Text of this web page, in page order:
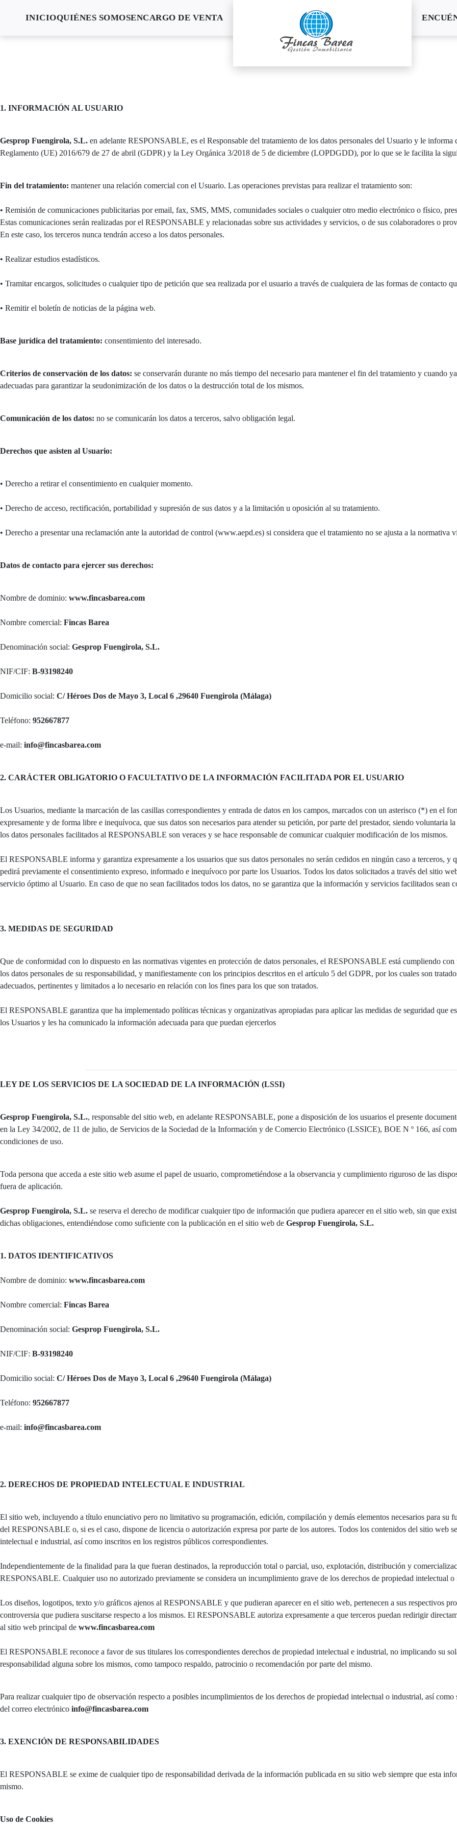
INICIOQUIÉNES SOMOSENCARGO DE VENTA
1. INFORMACIÓN AL USUARIO
Gesprop Fuengirola, S.L. en adelante RESPONSABLE, es el Responsable del tratamiento de los datos personales del Usuario y le informa
Reglamento (UE) 2016/679 de 27 de abril (GDPR) y la Ley Orgánica 3/2018 de 5 de diciembre (LOPDGDD), por lo que se le facilita la
Fin del tratamiento: mantener una relación comercial con el Usuario. Las operaciones previstas para realizar el tratamiento son:
• Remisión de comunicaciones publicitarias por email, fax, SMS, MMS, comunidades sociales o cualquier otro medio electrónico o físico,
Estas comunicaciones serán realizadas por el RESPONSABLE y relacionadas sobre sus actividades y servicios, o de sus colaboradores o
En este caso, los terceros nunca tendrán acceso a los datos personales.
• Realizar estudios estadísticos.
• Tramitar encargos, solicitudes o cualquier tipo de petición que sea realizada por el usuario a través de cualquiera de las formas de contacto
• Remitir el boletín de noticias de la página web.
Base jurídica del tratamiento: consentimiento del interesado.
Criterios de conservación de los datos: se conservarán durante no más tiempo del necesario para mantener el fin del tratamiento y cuando
adecuadas para garantizar la seudonimización de los datos o la destrucción total de los mismos.
Comunicación de los datos: no se comunicarán los datos a terceros, salvo obligación legal.
Derechos que asisten al Usuario:
• Derecho a retirar el consentimiento en cualquier momento.
• Derecho de acceso, rectificación, portabilidad y supresión de sus datos y a la limitación u oposición al su tratamiento.
• Derecho a presentar una reclamación ante la autoridad de control (www.aepd.es) si considera que el tratamiento no se ajusta a la normativa
Datos de contacto para ejercer sus derechos:
Nombre de dominio: www.fincasbarea.com
Nombre comercial: Fincas Barea
Denominación social: Gesprop Fuengirola, S.L.
NIF/CIF: B-93198240
Domicilio social: C/ Héroes Dos de Mayo 3, Local 6 ,29640 Fuengirola (Málaga)
Teléfono: 952667877
e-mail: info@fincasbarea.com
2. CARÁCTER OBLIGATORIO O FACULTATIVO DE LA INFORMACIÓN FACILITADA POR EL USUARIO
Los Usuarios, mediante la marcación de las casillas correspondientes y entrada de datos en los campos, marcados con un asterisco (*) en el
expresamente y de forma libre e inequívoca, que sus datos son necesarios para atender su petición, por parte del prestador, siendo voluntaria
los datos personales facilitados al RESPONSABLE son veraces y se hace responsable de comunicar cualquier modificación de los mismos.
El RESPONSABLE informa y garantiza expresamente a los usuarios que sus datos personales no serán cedidos en ningún caso a terceros, y
pedirá previamente el consentimiento expreso, informado e inequívoco por parte los Usuarios. Todos los datos solicitados a través del sitio
servicio óptimo al Usuario. En caso de que no sean facilitados todos los datos, no se garantiza que la información y servicios facilitados sean
3. MEDIDAS DE SEGURIDAD
Que de conformidad con lo dispuesto en las normativas vigentes en protección de datos personales, el RESPONSABLE está cumpliendo
los datos personales de su responsabilidad, y manifiestamente con los principios descritos en el artículo 5 del GDPR, por los cuales son
adecuados, pertinentes y limitados a lo necesario en relación con los fines para los que son tratados.
El RESPONSABLE garantiza que ha implementado políticas técnicas y organizativas apropiadas para aplicar las medidas de seguridad que
los Usuarios y les ha comunicado la información adecuada para que puedan ejercerlos
LEY DE LOS SERVICIOS DE LA SOCIEDAD DE LA INFORMACIÓN (LSSI)
Gesprop Fuengirola, S.L., responsable del sitio web, en adelante RESPONSABLE, pone a disposición de los usuarios el presente
en la Ley 34/2002, de 11 de julio, de Servicios de la Sociedad de la Información y de Comercio Electrónico (LSSICE), BOE N º 166, así
condiciones de uso.
Toda persona que acceda a este sitio web asume el papel de usuario, comprometiéndose a la observancia y cumplimiento riguroso de las
fuera de aplicación.
Gesprop Fuengirola, S.L. se reserva el derecho de modificar cualquier tipo de información que pudiera aparecer en el sitio web, sin que
dichas obligaciones, entendiéndose como suficiente con la publicación en el sitio web de Gesprop Fuengirola, S.L.
1. DATOS IDENTIFICATIVOS
Nombre de dominio: www.fincasbarea.com
Nombre comercial: Fincas Barea
Denominación social: Gesprop Fuengirola, S.L.
NIF/CIF: B-93198240
Domicilio social: C/ Héroes Dos de Mayo 3, Local 6 ,29640 Fuengirola (Málaga)
Teléfono: 952667877
e-mail: info@fincasbarea.com
2. DERECHOS DE PROPIEDAD INTELECTUAL E INDUSTRIAL
El sitio web, incluyendo a título enunciativo pero no limitativo su programación, edición, compilación y demás elementos necesarios para su
del RESPONSABLE o, si es el caso, dispone de licencia o autorización expresa por parte de los autores. Todos los contenidos del sitio web
intelectual e industrial, así como inscritos en los registros públicos correspondientes.
Independientemente de la finalidad para la que fueran destinados, la reproducción total o parcial, uso, explotación, distribución y
RESPONSABLE. Cualquier uso no autorizado previamente se considera un incumplimiento grave de los derechos de propiedad intelectual o
Los diseños, logotipos, texto y/o gráficos ajenos al RESPONSABLE y que pudieran aparecer en el sitio web, pertenecen a sus respectivos
controversia que pudiera suscitarse respecto a los mismos. El RESPONSABLE autoriza expresamente a que terceros puedan redirigir
al sitio web principal de www.fincasbarea.com
El RESPONSABLE reconoce a favor de sus titulares los correspondientes derechos de propiedad intelectual e industrial, no implicando su
responsabilidad alguna sobre los mismos, como tampoco respaldo, patrocinio o recomendación por parte del mismo.
Para realizar cualquier tipo de observación respecto a posibles incumplimientos de los derechos de propiedad intelectual o industrial, así
del correo electrónico info@fincasbarea.com
3. EXENCIÓN DE RESPONSABILIDADES
El RESPONSABLE se exime de cualquier tipo de responsabilidad derivada de la información publicada en su sitio web siempre que esta
mismo.
Uso de Cookies